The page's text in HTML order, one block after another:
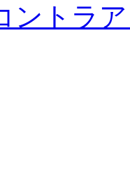
ントラ